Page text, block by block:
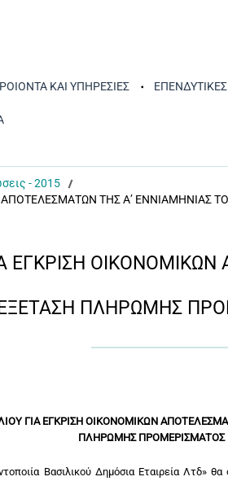
ΚΑΙ ΥΠΗΡΕΣΙΕΣ ΕΠΕΝΔΥΤΙΚΕΣ
- 2015
ΤΗΣ Α’ ΕΝΝΙΑΜΗΝΙΑΣ
ΕΓΚΡΙΣΗ
ΕΞΕΤΑΣΗ ΠΛΗΡΩΜΗΣ
ΓΙΑ ΕΓΚΡΙΣΗ ΟΙΚΟΝΟΜΙΚΩΝ
ΠΛΗΡΩΜΗΣ ΠΡΟΜΕΡΙΣΜΑΤΟΣ
Βασιλικού Δημόσια Εταιρεία Λτδ»